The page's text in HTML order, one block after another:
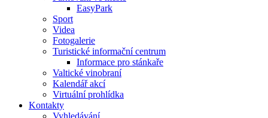
EasyPark
Sport
Videa
Fotogalerie
Turistické informační centrum
Informace pro stánkaře
Valtické vinobraní
Kalendář akcí
Virtuální prohlídka
Kontakty
Vyhledávání